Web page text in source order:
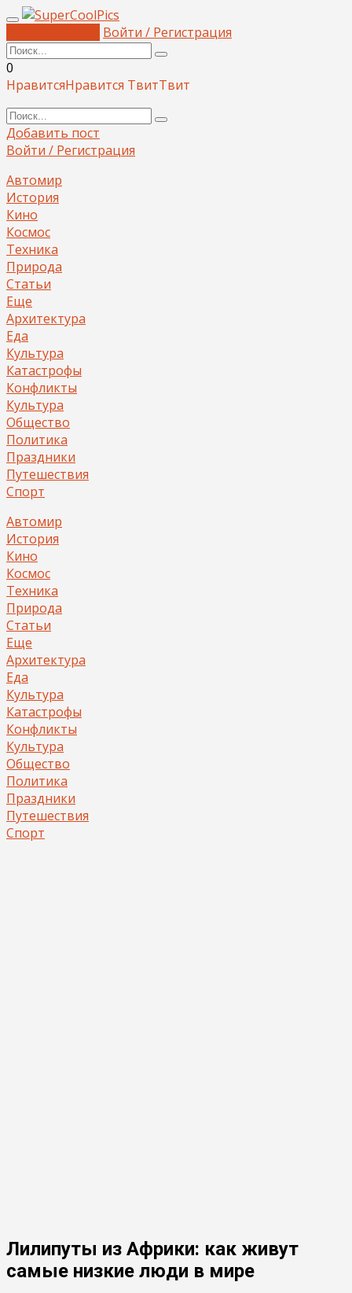
Войти / Регистрация
0
НравитсяНравится ТвитТвит
Добавить пост
Войти / Регистрация
Автомир
История
Кино
Космос
Техника
Природа
Статьи
Еще
Архитектура
Еда
Культура
Катастрофы
Конфликты
Культура
Общество
Политика
Праздники
Путешествия
Спорт
Автомир
История
Кино
Космос
Техника
Природа
Статьи
Еще
Архитектура
Еда
Культура
Катастрофы
Конфликты
Культура
Общество
Политика
Праздники
Путешествия
Спорт
Лилипуты из Африки: как живут
самые низкие люди в мире